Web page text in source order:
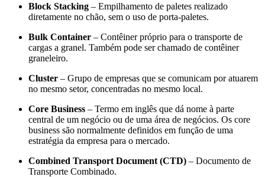
Block Stacking – Empilhamento de paletes realizado
diretamente no chão, sem o uso de porta-paletes.
Bulk Container – Contêiner próprio para o transporte de
cargas a granel. Também pode ser chamado de contêiner
graneleiro.
Cluster – Grupo de empresas que se comunicam por atuarem
no mesmo setor, concentradas no mesmo local.
Core Business – Termo em inglês que dá nome à parte
central de um negócio ou de uma área de negócios. Os core
business são normalmente definidos em função de uma
estratégia da empresa para o mercado.
Combined Transport Document (CTD) – Documento de
Transporte Combinado.